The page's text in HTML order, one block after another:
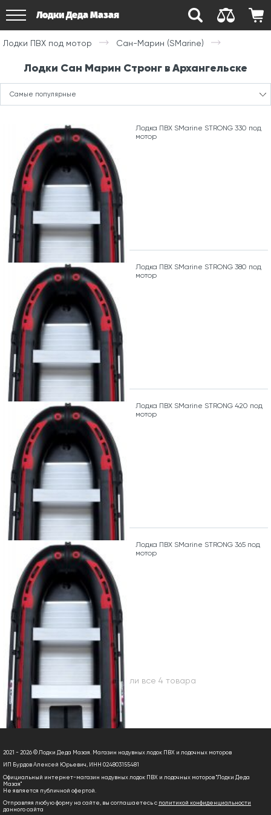
Лодки Деда Мазая
Лодки ПВХ под мотор Сан-Марин (SMarine)
Лодки Сан Марин Стронг в Архангельске
Самые популярные
Лодка ПВХ SMarine STRONG 330 под
мотор
Лодка ПВХ SMarine STRONG 380 под
мотор
Лодка ПВХ SMarine STRONG 420 под
мотор
Лодка ПВХ SMarine STRONG 365 под
мотор
Вы посмотрели все 4 товара
2021 - 2026 © Лодки Деда Мазая. Магазин надувных лодок ПВХ и лодочных моторов
ИП Бурдов Алексей Юрьевич, ИНН 024803155481
Официальный интернет-магазин надувных лодок ПВХ и лодочных моторов "Лодки Деда
Мазая"
Не является публичной офертой.
Отправляя любую форму на сайте, вы соглашаетесь с политикой конфиденциальности
данного сайта